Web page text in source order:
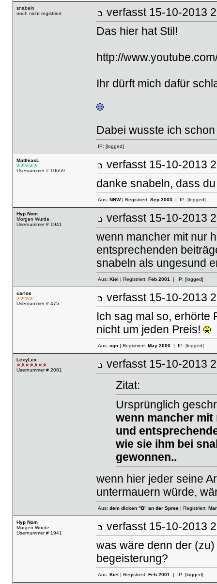
snabeln
noch nicht registriert
verfasst 15-10-
Das hier hat Stil!
http://
Ihr dürft mich dafür
Dabei wusste ich
IP: [logged]
MatthiasL
Usernummer # 10659
verfasst 15-10-
danke snabeln, dass
Aus: NRW| Registriert: Sep 2003| IP: [logged]
Hyp Nom
Morgen Wurde
Usernummer # 1941
verfasst 15-10-
wenn mancher mit nur
entsprechenden
snabeln als ungesund
Aus: Kiel | Registriert: Feb 2001| IP: [logged]
carlos
Usernummer # 475
verfasst 15-10-
Ich sag mal so, erhörte
nicht um jeden Preis!
Aus: cgn| Registriert: May 2000| IP: [logged]
LexyLex
Usernummer # 2081
verfasst 15-10-
Zitat:
Ursprünglich
wenn mancher
und
wie sie ihm bei
gewonnen..
wenn hier jeder seine
untermauern würde,
Aus: dem dicken "B" an der Spree| Registriert:
Hyp Nom
Morgen Wurde
Usernummer # 1941
verfasst 15-10-
was wäre denn der
begeisterung?
Aus: Kiel | Registriert: Feb 2001| IP: [logged]